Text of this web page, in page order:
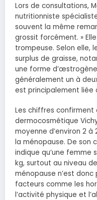
Lors de consultations,
nutritionniste
souvent la même
grossit forcément. »
trompeuse. Selon elle,
surplus de graisse,
une forme
généralement un à
est principalement liée
Les chiffres confirment
dermocosmétique
moyenne d’environ 2
la ménopause. De son
indique qu’une femme
kg, surtout au niveau
ménopause n’est
facteurs comme les
l’activité physique et